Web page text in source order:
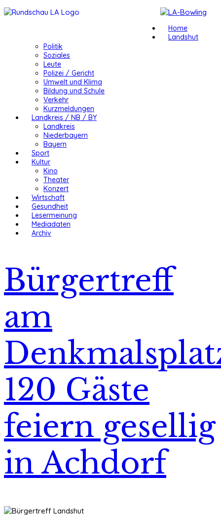
Home
Landshut
Politik
Soziales
Leute
Polizei / Gericht
Umwelt und Klima
Bildung und Schule
Verkehr
Kurzmeldungen
Landkreis / NB / BY
Landkreis
Niederbayern
Bayern
Sport
Kultur
Kino
Theater
Konzert
Wirtschaft
Gesundheit
Lesermeinung
Mediadaten
Archiv
Bürgertreff
am
120 Gäste
feiern gesellig
in Achdorf